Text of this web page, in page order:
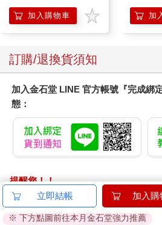
長期航行的人在疲憊與憂鬱的狀態下
而一旦念頭成形，懼怕孤獨與不捨的
理喻，而不是浪漫多情，這造就了真
暴雨來臨時他們不信任一切：氤氳著
大海會出賣你？擁有狡黠眼珠的海獸
物、映照遠處海妖歌聲與海市蜃樓，
你？暴風過去他們復又坦然接受，站
海是一片無界之地，充滿死亡，但死
人類的身體裡有大海，死亡與美麗在彼
他們把看到的、記得的一切變成話語
蟹的後腿肉做餌釣起紫斑鰭飛魚，再
刀。他會先吃掉牠的眼睛（這是達悟
的地方，母親曾告訴他，那是因為鬼
鶴鱵魚是懷孕的女人不能吃的魚，母親
加入購物車 加
訂購/退換貨須知
加入金石堂 LINE 官方帳號『完成綁
態：
提醒您！！
金石堂及銀行均不會請您操作ATM!
ATM提款機，請不要聽從指示，以免
立即結帳 加入購
※ 下方點圖前往本月金石堂強力推薦